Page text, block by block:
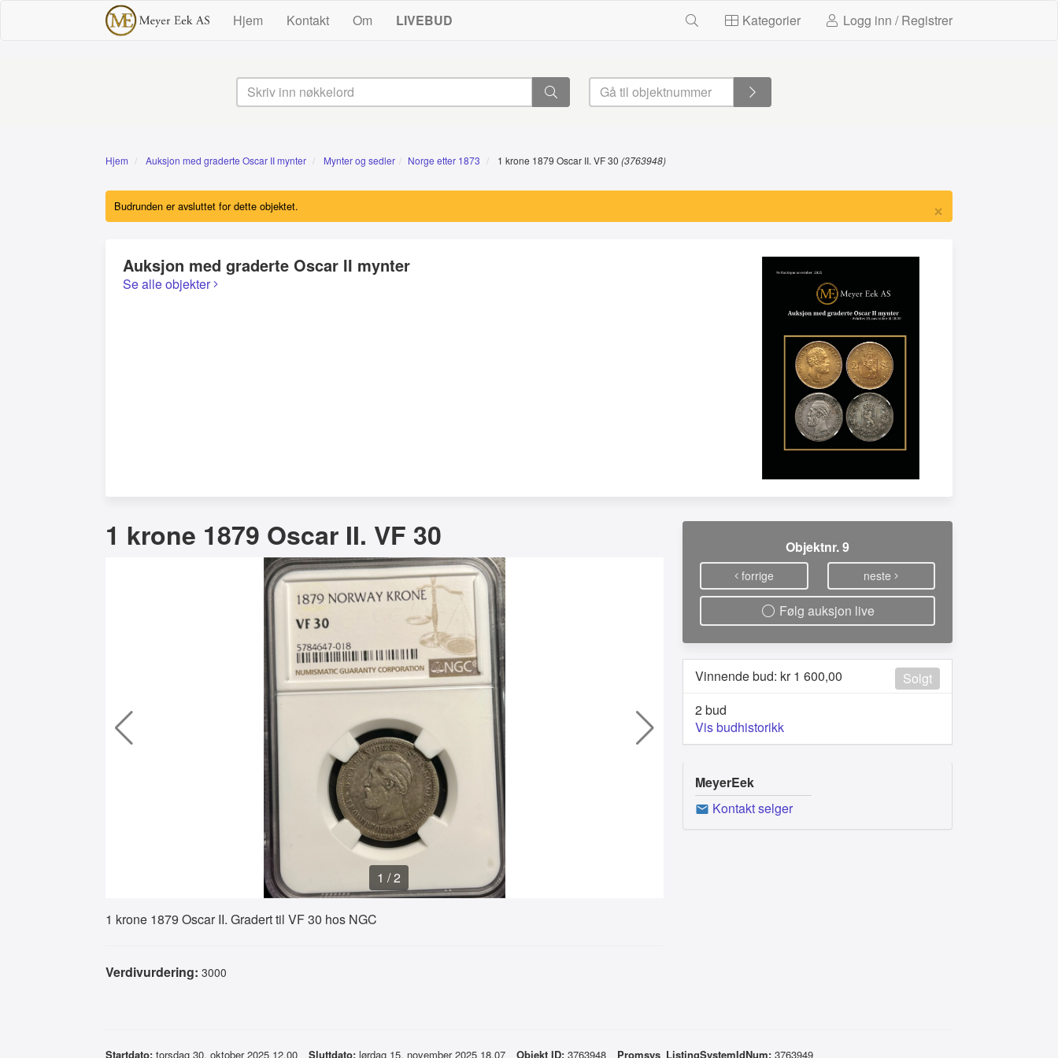
Hjem Kontakt Om LIVEBUD Kategorier Logg inn / Registrer
Hjem Auksjon med graderte Oscar II mynter Mynter og sedler Norge etter 1873 1 krone 1879 Oscar II. VF 30 (3763948)
×
Budrunden er avsluttet for dette objektet.
Auksjon med graderte Oscar II mynter
Se alle objekter
1 krone 1879 Oscar II. VF 30
1 /2
1 krone 1879 Oscar II. Gradert til VF 30 hos NGC
Verdivurdering: 3000
Objektnr. 9
forrige neste
Følg auksjon live
Solgt
Vinnende bud: kr1 600,00
2 bud
Vis budhistorikk
MeyerEek
Kontakt selger
Startdato: torsdag 30. oktober 2025 12.00 Sluttdato: lørdag 15. november 2025 18.07 Objekt ID: 3763948 Promsys_ListingSystemIdNum: 3763949